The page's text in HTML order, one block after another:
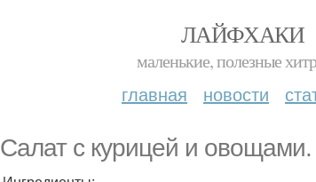
ЛАЙФХАКИ
маленькие, полезные
главная новости
Салат с курицей и овощами.